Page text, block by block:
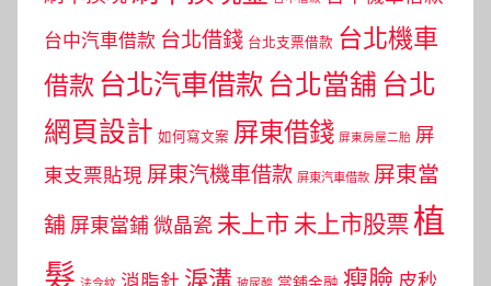
台中汽車借款 台北借錢 台北支票借款 台北機車
借款 台北汽車借款 台北當舖 台北
網頁設計 如何寫文案 屏東借錢 屏東房屋二胎 屏
東支票貼現 屏東汽機車借款 屏東汽車借款 屏東當
舖 屏東當鋪 微晶瓷 未上市 未上市股票植
髮
消脂針 淚溝 瘦臉 皮秒